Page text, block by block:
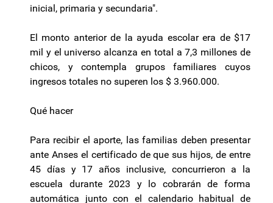
inicial, primaria y secundaria".
El monto anterior de la ayuda escolar era de $17
mil y el universo alcanza en total a 7,3 millones de
chicos, y contempla grupos familiares cuyos
ingresos totales no superen los $ 3.960.000.
Qué hacer
Para recibir el aporte, las familias deben presentar
ante Anses el certificado de que sus hijos, de entre
45 días y 17 años inclusive, concurrieron a la
escuela durante 2023 y lo cobrarán de forma
automática junto con el calendario habitual de